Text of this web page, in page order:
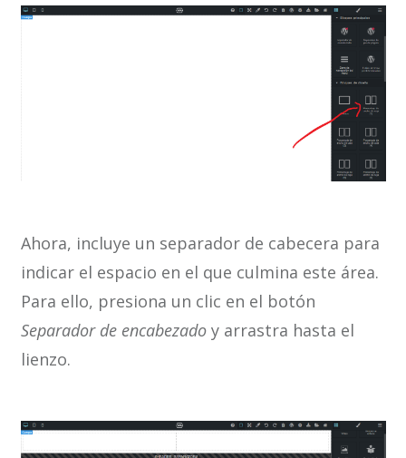
Ahora, incluye un separador de cabecera para
indicar el espacio en el que culmina este área.
Para ello, presiona un clic en el botón
Separador de encabezadoy arrastra hasta el
lienzo.